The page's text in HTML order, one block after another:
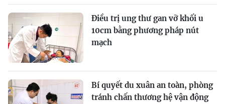
Điều trị ung thư gan vỡ khối u
10cm bằng phương pháp nút
mạch
Bí quyết du xuân an toàn, phòng
tránh chấn thương hệ vận động